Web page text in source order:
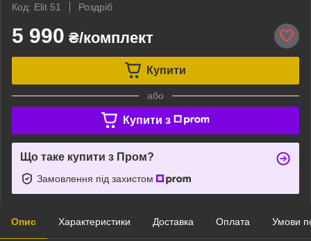
Код: Elit 51
Роздріб
5 990 ₴/комплект
Купити
або
Купити з
Що таке купити з Пром?
Замовлення під захистом
Опис Характеристики Доставка Оплата Умови